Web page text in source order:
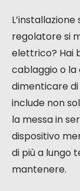
regolatore si
elettrico? Hai
cablaggio o la
dimenticare
include non
la messa in
dispositivo
di più a lungo
mantenere.